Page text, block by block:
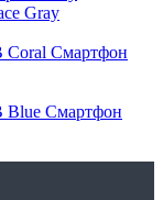
Gray
Смартфон
Смартфон